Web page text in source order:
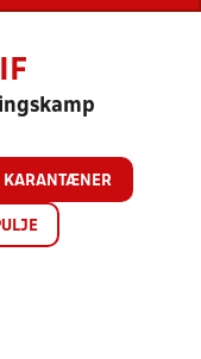
KARANTÆNER